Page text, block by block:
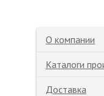
О компании
Каталоги
Доставка